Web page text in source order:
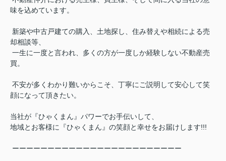
味を込めています。
新築や中古戸建ての購入、土地探し、住み替えや相続による売
却相談等、
一生に一度と言われ、多くの方が一度しか経験しない不動産売
買。
不安が多くわかり難いからこそ、丁寧にご説明して安心して笑
顔になって頂きたい。
当社が『ひゃくまん』パワーでお手伝いして、
地域とお客様に『ひゃくまん』の笑顔と幸せをお届けします!!!
ーーーーーーーーーーーーーーーーーーーーーーーー